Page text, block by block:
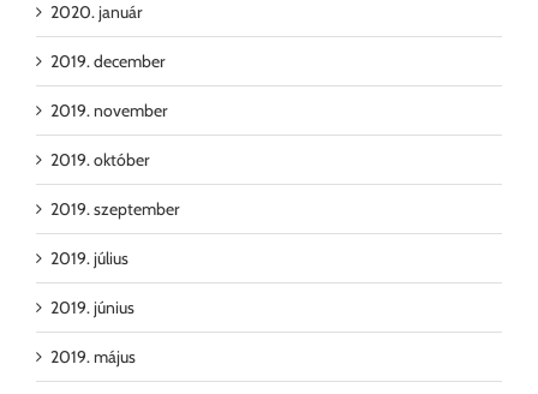
2020. január
2019. december
2019. november
2019. október
2019. szeptember
2019. július
2019. június
2019. május